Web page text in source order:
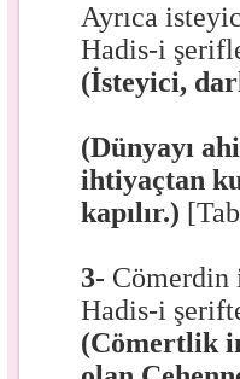
Ayrıca
Hadis-i
(İsteyici,
(Dünyayı
ihtiyaçtan
kapılır.)
3- Cömerdin
Hadis-i
(Cömertlik